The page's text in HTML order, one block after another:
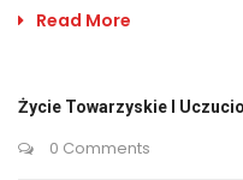
Read More
Życie Towarzyskie I
0 Comments